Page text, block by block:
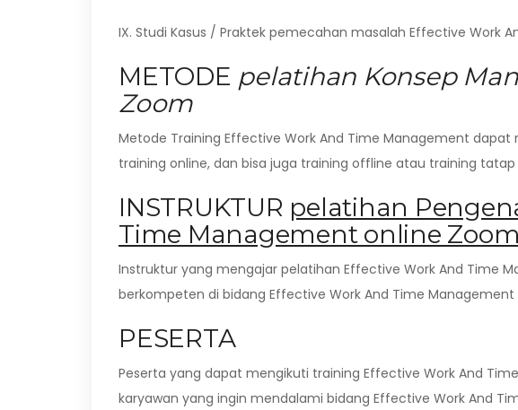
IX. Studi Kasus / Praktek pemecahan masalah Effective Work
METODE pelatihan Konsep
Zoom
Metode Training Effective Work And Time Management
training online, dan bisa juga training offline atau training tatap
INSTRUKTUR pelatihan
Time Management online Zoom
Instruktur yang mengajar pelatihan Effective Work And Time
berkompeten di bidang Effective Work And Time
PESERTA
Peserta yang dapat mengikuti training Effective Work And
karyawan yang ingin mendalami bidang Effective Work And